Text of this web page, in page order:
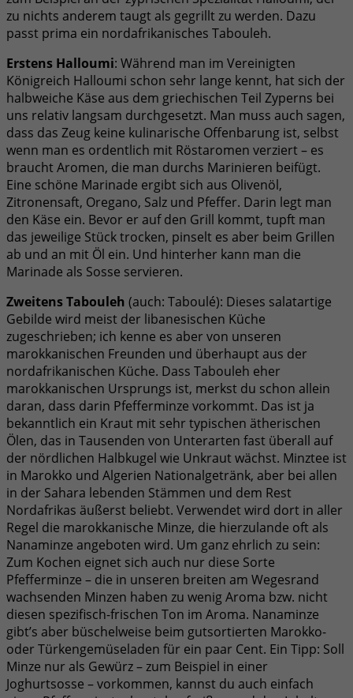
zu nichts anderem taugt als gegrillt zu werden. Dazu
passt prima ein nordafrikanisches Tabouleh.
Erstens Halloumi: Während man im Vereinigten
Königreich Halloumi schon sehr lange kennt, hat sich der
halbweiche Käse aus dem griechischen Teil Zyperns bei
uns relativ langsam durchgesetzt. Man muss auch sagen,
dass das Zeug keine kulinarische Offenbarung ist, selbst
wenn man es ordentlich mit Röstaromen verziert – es
braucht Aromen, die man durchs Marinieren beifügt.
Eine schöne Marinade ergibt sich aus Olivenöl,
Zitronensaft, Oregano, Salz und Pfeffer. Darin legt man
den Käse ein. Bevor er auf den Grill kommt, tupft man
das jeweilige Stück trocken, pinselt es aber beim Grillen
ab und an mit Öl ein. Und hinterher kann man die
Marinade als Sosse servieren.
Zweitens Tabouleh (auch: Taboulé): Dieses salatartige
Gebilde wird meist der libanesischen Küche
zugeschrieben; ich kenne es aber von unseren
marokkanischen Freunden und überhaupt aus der
nordafrikanischen Küche. Dass Tabouleh eher
marokkanischen Ursprungs ist, merkst du schon allein
daran, dass darin Pfefferminze vorkommt. Das ist ja
bekanntlich ein Kraut mit sehr typischen ätherischen
Ölen, das in Tausenden von Unterarten fast überall auf
der nördlichen Halbkugel wie Unkraut wächst. Minztee ist
in Marokko und Algerien Nationalgetränk, aber bei allen
in der Sahara lebenden Stämmen und dem Rest
Nordafrikas äußerst beliebt. Verwendet wird dort in aller
Regel die marokkanische Minze, die hierzulande oft als
Nanaminze angeboten wird. Um ganz ehrlich zu sein:
Zum Kochen eignet sich auch nur diese Sorte
Pfefferminze – die in unseren breiten am Wegesrand
wachsenden Minzen haben zu wenig Aroma bzw. nicht
diesen spezifisch-frischen Ton im Aroma. Nanaminze
gibt’s aber büschelweise beim gutsortierten Marokko-
oder Türkengemüseladen für ein paar Cent. Ein Tipp: Soll
Minze nur als Gewürz – zum Beispiel in einer
Joghurtsosse – vorkommen, kannst du auch einfach